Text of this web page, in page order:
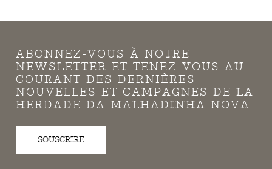
ABONNEZ-VOUS À NOTRE
NEWSLETTER ET TENEZ-VOUS AU
COURANT DES DERNIÈRES
NOUVELLES ET CAMPAGNES DE LA
HERDADE DA MALHADINHA NOVA.
SOUSCRIRE